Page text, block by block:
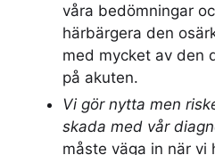
våra bedömningar
härbärgera den
med mycket av den
på akuten.
Vi gör nytta men
skada med vår
måste väga in när vi